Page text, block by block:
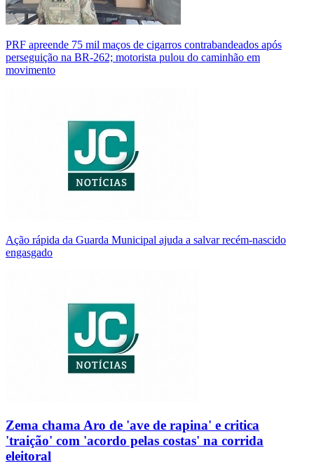
PRF apreende 75 mil maços de cigarros contrabandeados após
perseguição na BR-262; motorista pulou do caminhão em
movimento
Ação rápida da Guarda Municipal ajuda a salvar recém-nascido
engasgado
Zema chama Aro de 'ave de rapina' e critica
'traição' com 'acordo pelas costas' na corrida
eleitoral